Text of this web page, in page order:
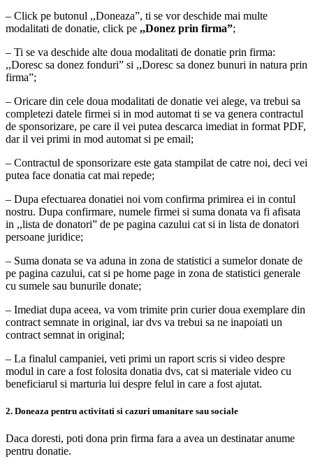
– Click pe butonul ,,Doneaza”, ti se vor deschide mai multe
modalitati de donatie, click pe ,,Donez prin firma”;
– Ti se va deschide alte doua modalitati de donatie prin firma:
,,Doresc sa donez fonduri” si ,,Doresc sa donez bunuri in natura prin
firma”;
– Oricare din cele doua modalitati de donatie vei alege, va trebui sa
completezi datele firmei si in mod automat ti se va genera contractul
de sponsorizare, pe care il vei putea descarca imediat in format PDF,
dar il vei primi in mod automat si pe email;
– Contractul de sponsorizare este gata stampilat de catre noi, deci vei
putea face donatia cat mai repede;
– Dupa efectuarea donatiei noi vom confirma primirea ei in contul
nostru. Dupa confirmare, numele firmei si suma donata va fi afisata
in ,,lista de donatori” de pe pagina cazului cat si in lista de donatori
persoane juridice;
– Suma donata se va aduna in zona de statistici a sumelor donate de
pe pagina cazului, cat si pe home page in zona de statistici generale
cu sumele sau bunurile donate;
– Imediat dupa aceea, va vom trimite prin curier doua exemplare din
contract semnate in original, iar dvs va trebui sa ne inapoiati un
contract semnat in original;
– La finalul campaniei, veti primi un raport scris si video despre
modul in care a fost folosita donatia dvs, cat si materiale video cu
beneficiarul si marturia lui despre felul in care a fost ajutat.
2. Doneaza pentru activitati si cazuri umanitare sau sociale
Daca doresti, poti dona prin firma fara a avea un destinatar anume
pentru donatie.